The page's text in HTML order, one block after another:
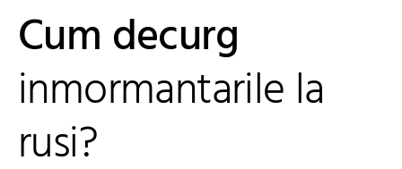
Cum decurg
inmormantarile la
rusi?